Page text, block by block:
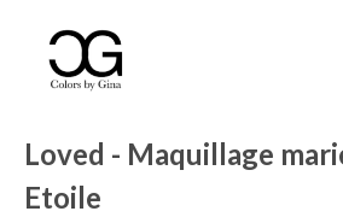
Loved - Maquillage
Etoile